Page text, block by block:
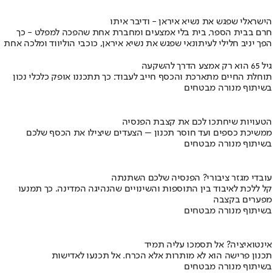
הישראלי שפגש את נשיא איראן - ודיבר איתו
חרם בבית הספר, בית בלי אמצעים ומחברת אחת שהפכה למפלט - כך
הפך יניב חלילי לעיתונאי שפגש את נשיא איראן, כוכבי הוליווד ומלכה אחת
גיל 65 הוא רק אמצע הדרך להשקעה
תוחלת החיים מתארכת והכסף חייב לעבוד: כך תתכננו אופק כלכלי נכון
בשיתוף מנורה מבטחים
הטעויות שיחתכו לכם את קצבת הפנסיה
ממשיכת כספים ועד חוסר תכנון – הצעדים שיצילו את הכסף שלכם
בשיתוף מנורה מבטחים
עובדי מגזר ציבורי? הפנסיה שלכם השתנתה
קל ללכת לאיבוד בין התוספות והשינויים שהנהיגה המדינה. כך תמנעו
מפערים בקצבה
בשיתוף מנורה מבטחים
אינטואיציה? אל תסמכו עליה תמיד
תכנון פרישה הוא לא מותרות אלא הכרח. אל תכנעו לאדישות
בשיתוף מנורה מבטחים